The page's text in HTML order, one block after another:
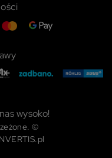
wysoko!
©